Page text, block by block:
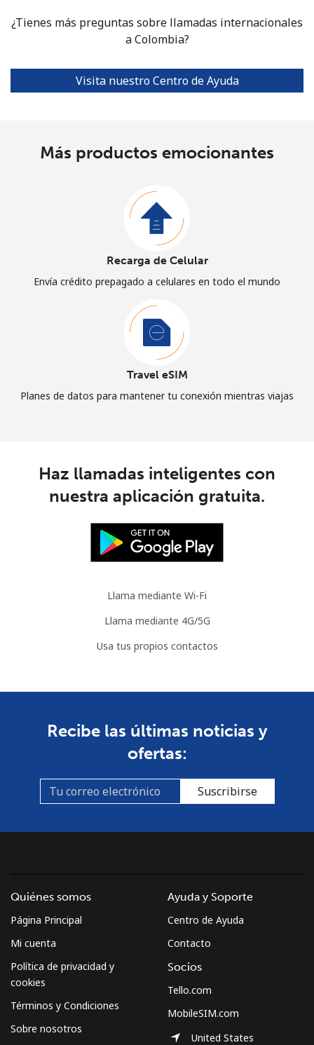
¿Tienes más preguntas sobre llamadas internacionales
a Colombia?
Visita nuestro Centro de Ayuda
Más productos emocionantes
Recarga de Celular
Envía crédito prepagado a celulares en todo el mundo
Travel eSIM
Planes de datos para mantener tu conexión mientras viajas
Haz llamadas inteligentes con
nuestra aplicación gratuita.
Llama mediante Wi-Fi
Llama mediante 4G/5G
Usa tus propios contactos
Recibe las últimas noticias y
ofertas:
Suscribirse
Quiénes somos
Página Principal
Mi cuenta
Política de privacidad y
cookies
Términos y Condiciones
Sobre nosotros
Ayuda y Soporte
Centro de Ayuda
Contacto
Socios
Tello.com
MobileSIM.com
United States